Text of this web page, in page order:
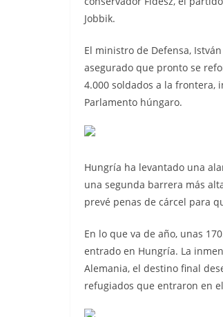
Jobbik.
El ministro de Defensa,
asegurado que pronto se
4.000 soldados a la frontera,
Parlamento húngaro.
Hungría ha levantado una
una segunda barrera más
prevé penas de cárcel para
En lo que va de año, unas
entrado en Hungría. La
Alemania, el destino final
refugiados que entraron en